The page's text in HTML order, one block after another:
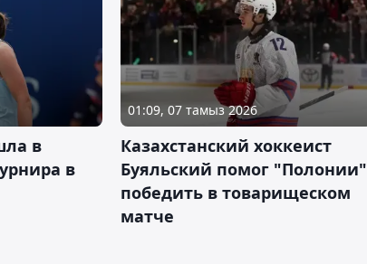
в
в
01:09, 07 тамыз 2026
Казахстанский хоккеист
Буяльский помог "Полонии"
победить в товарищеском
матче